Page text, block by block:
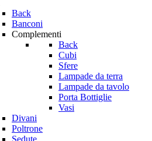
Back
Banconi
Complementi
Back
Cubi
Sfere
Lampade da terra
Lampade da tavolo
Porta Bottiglie
Vasi
Divani
Poltrone
Sedute